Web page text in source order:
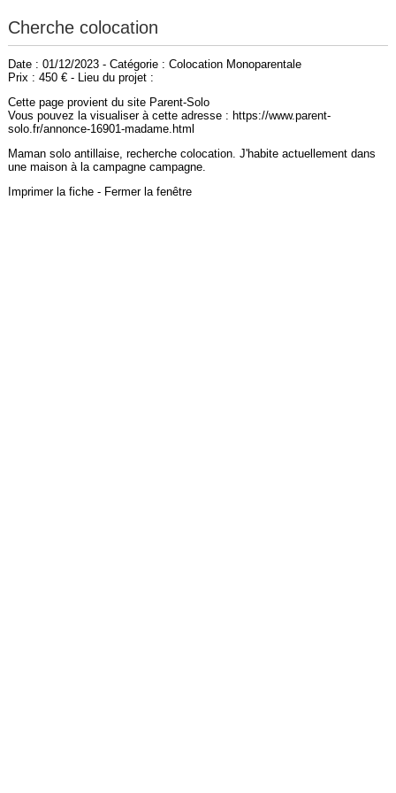
Cherche colocation
Date : 01/12/2023 - Catégorie : Colocation Monoparentale
Prix : 450 € - Lieu du projet :
Cette page provient du site Parent-Solo
Vous pouvez la visualiser à cette adresse : https://www.parent-
solo.fr/annonce-16901-madame.html
Maman solo antillaise, recherche colocation. J'habite actuellement dans
une maison à la campagne campagne.
Imprimer la fiche- Fermer la fenêtre